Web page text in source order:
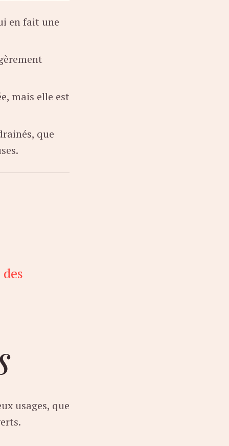
en fait une
mais elle est
que
usages, que